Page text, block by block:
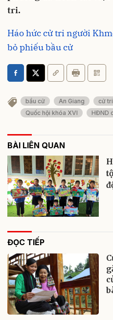
tri.
Háo hức cử tri người
bỏ phiếu bầu cử
bầu cử An Giang cử tri
Quốc hội khóa XVI
HĐND
BÀI LIÊN QUAN
ĐỌC TIẾP